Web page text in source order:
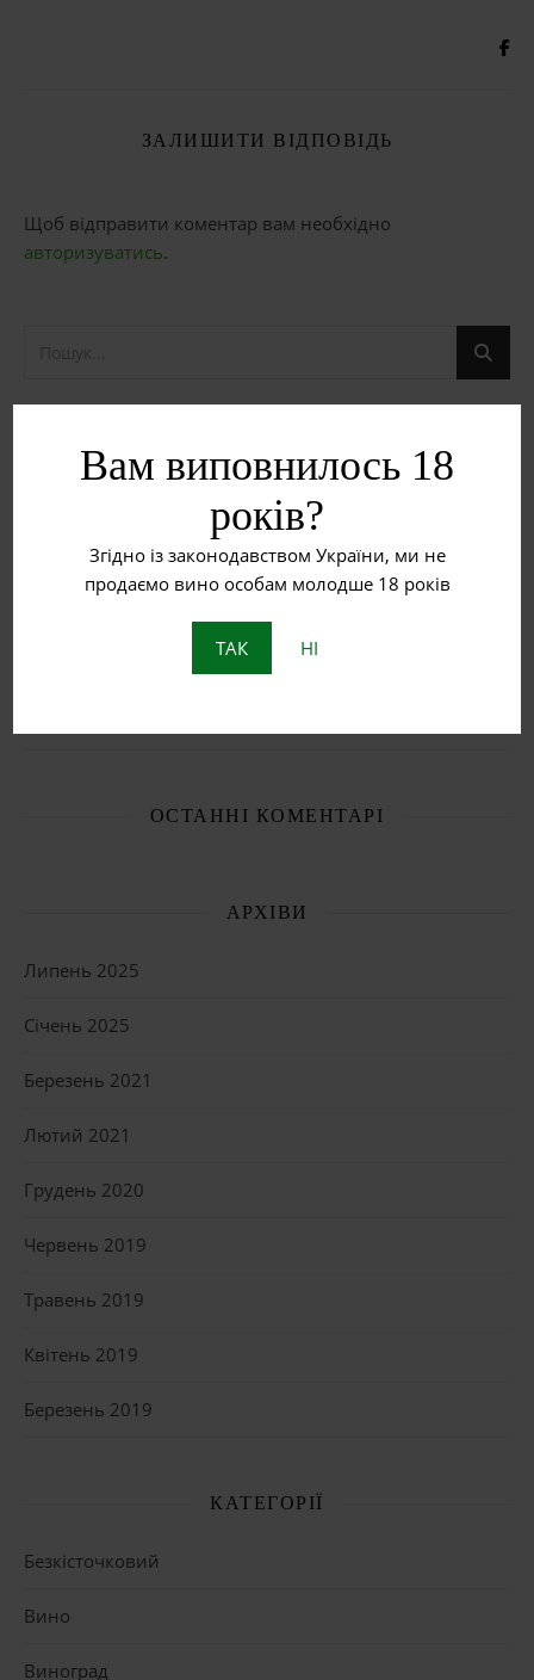
Вам виповнилось 18
років?
Згідно із законодавством України, ми не
продаємо вино особам молодше 18 років
ТАК НІ
ЗАЛИШИТИ ВІДПОВІДЬ
Щоб відправити коментар вам необхідно
авторизуватись.
Червоне вино
ОСТАННІ КОМЕНТАРІ
АРХІВИ
Липень 2025
Січень 2025
Березень 2021
Лютий 2021
Грудень 2020
Червень 2019
Травень 2019
Квітень 2019
Березень 2019
КАТЕГОРІЇ
Безкісточковий
Вино
Виноград